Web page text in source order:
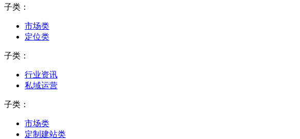
子类：
市场类
定位类
子类：
行业资讯
私域运营
子类：
市场类
定制建站类